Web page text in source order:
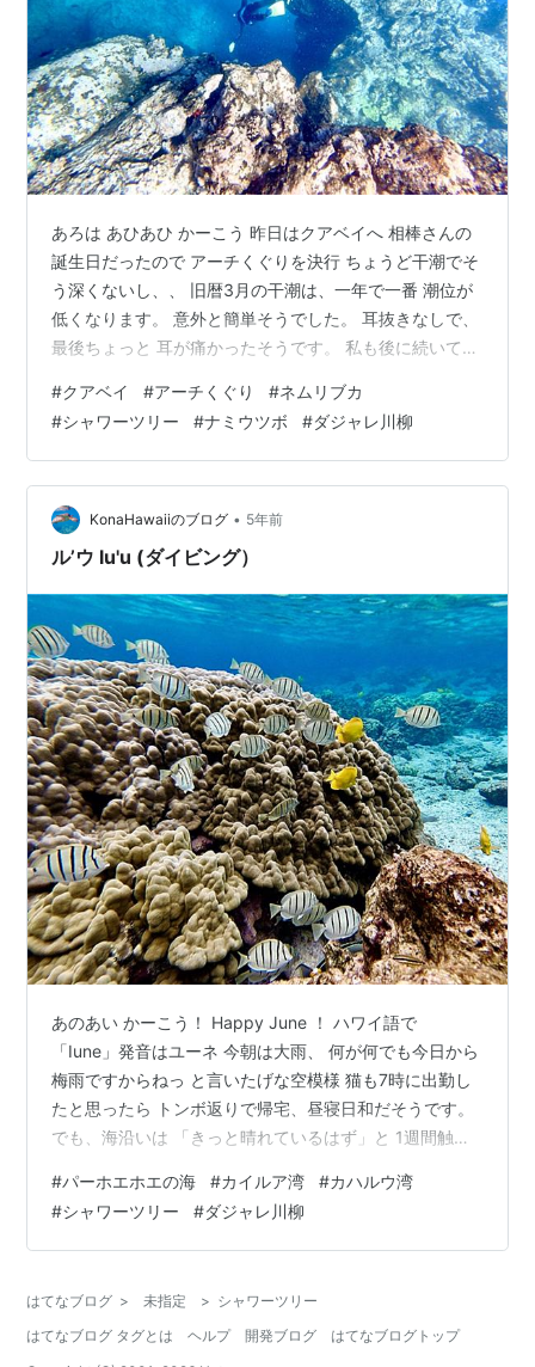
あろは あひあひ かーこう 昨日はクアベイへ 相棒さんの
誕生日だったので アーチくぐりを決行 ちょうど干潮でそ
う深くないし、、 旧暦3月の干潮は、一年で一番 潮位が
低くなります。 意外と簡単そうでした。 耳抜きなしで、
最後ちょっと 耳が痛かったそうです。 私も後に続いて、
「ひゃっ、サメ〜」 一緒に並んでアーチを通っても、 よ
かったけれど、やっぱり怖くて ちょこっと後戻りして 上
がって来てしまいました。 「White Tip!」と相棒さんに
伝えると 彼女は、また潜ってサメ探し いやはや、横で見
ると 頭が異様にデカくてびっくり 体の大きさは人間よ…
#クアベイ #アーチくぐり #ネムリブカ
#シャワーツリー #ナミウツボ #ダジャレ川柳
KonaHawaiiのブログ • 5年前
ル’ウ lu'u (ダイビング）
あのあい かーこう！ Happy June ！ ハワイ語で
「Iune」発音はユーネ 今朝は大雨、 何が何でも今日から
梅雨ですからねっ と言いたげな空模様 猫も7時に出勤し
たと思ったら トンボ返りで帰宅、昼寝日和だそうです。
でも、海沿いは 「きっと晴れているはず」と 1週間触っ
で夜を明かしたと思しき レンタカーがあちこちに停まっ
ていました。 引越し用トラックも、 窓がないので寝心地
いいのか、、 パーホエホエ・パークはやはり上天気。 地
げずに泳いでいる人も数人、 ロコのアナカラ（アンク
ル）…
#パーホエホエの海 #カイルア湾 #カハルウ湾
#シャワーツリー #ダジャレ川柳
はてなブログ > 未指定 > シャワーツリー
はてなブログ タグとは
ヘルプ 開発ブログ
はてなブログトップ